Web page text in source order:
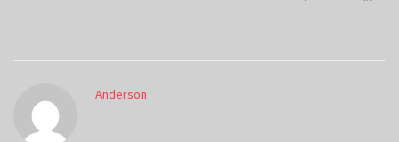
Anderson